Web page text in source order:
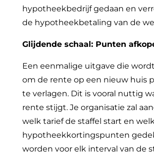
hypotheekbedrijf gedaan en
de hypotheekbetaling van de
Glijdende schaal: Punten
Een eenmalige uitgave die
om de rente op een nieuw huis
te verlagen. Dit is vooral nuttig
rente stijgt. Je organisatie zal
welk tarief de staffel start en
hypotheekkortingspunten
worden voor elk interval van de